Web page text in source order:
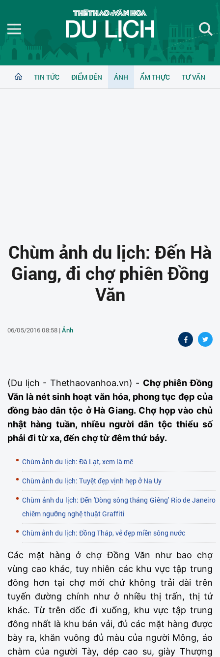
TIN TỨC ĐIỂM ĐẾN ẢNH ẨM THỰC TƯ VẤN
Chùm ảnh du lịch: Đến Hà
Giang, đi chợ phiên Đồng
Văn
06/05/2016 08:58 |Ảnh
(Du lịch - Thethaovanhoa.vn) - Chợ phiên Đồng
Văn là nét sinh hoạt văn hóa, phong tục đẹp của
đồng bào dân tộc ở Hà Giang. Chợ họp vào chủ
nhật hàng tuần, nhiều người dân tộc thiểu số
phải đi từ xa, đến chợ từ đêm thứ bảy.
Chùm ảnh du lịch: Đà Lạt, xem là mê
Chùm ảnh du lịch: Tuyệt đẹp vịnh hẹp ở Na Uy
Chùm ảnh du lịch: Đến 'Dòng sông tháng Giêng' Rio de Janeiro
chiêm ngưỡng nghệ thuật Graffiti
Chùm ảnh du lịch: Đồng Tháp, vẻ đẹp miền sông nước
Các mặt hàng ở chợ Đồng Văn như bao chợ
vùng cao khác, tuy nhiên các khu vực tập trung
đông hơn tại chợ mới chứ không trải dài trên
tuyến đường chính như ở nhiều thị trấn, thị tứ
khác. Từ trên dốc đi xuống, khu vực tập trung
đông nhất là khu bán vải, đủ các mặt hàng được
bày ra, khăn vuông đủ màu của người Mông, áo
chàm của người Tày, dép cao su, giày Thượng